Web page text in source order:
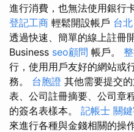
進行消費，也無法使用銀行
登記工商 輕鬆開設帳戶 台
透過快速、簡單的線上註冊
Business seo顧問 帳戶。
行，使用用戶友好的網站或
務。 台胞證 其他需要提交
表、公司註冊摘要、公司章
的簽名表樣本。 記帳士 關
來進行各種與金錢相關的操